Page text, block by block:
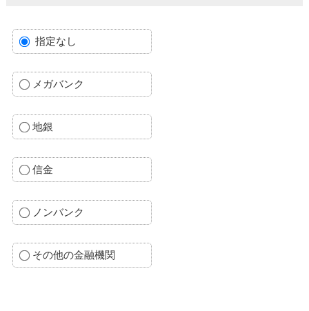
指定なし
メガバンク
地銀
信金
ノンバンク
その他の金融機関